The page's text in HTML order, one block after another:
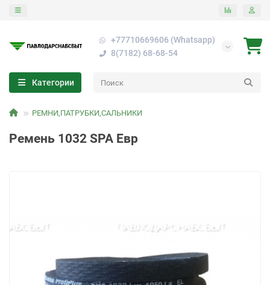
+77710669606 (Whatsapp)
8(7182) 68-68-54
Категории
РЕМНИ,ПАТРУБКИ,САЛЬНИКИ
Ремень 1032 SPA Евр